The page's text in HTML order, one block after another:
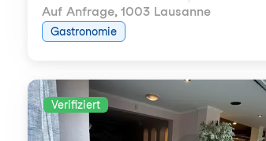
Auf Anfrage, 1003 Lausanne
Gastronomie
Verifiziert